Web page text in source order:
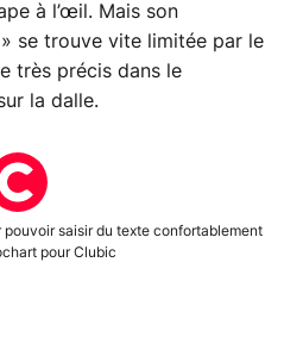
à l’œil. Mais son
se trouve vite limitée par le
très précis dans le
la dalle.
saisir du texte confortablement
pour Clubic